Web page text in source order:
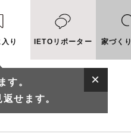
り
す。
せます。
IETOリポーター 家づく